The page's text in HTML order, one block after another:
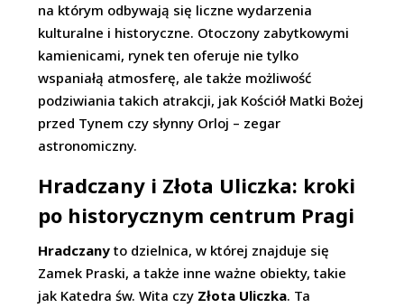
na którym odbywają się liczne wydarzenia
kulturalne i historyczne. Otoczony zabytkowymi
kamienicami, rynek ten oferuje nie tylko
wspaniałą atmosferę, ale także możliwość
podziwiania takich atrakcji, jak Kościół Matki Bożej
przed Tynem czy słynny Orloj – zegar
astronomiczny.
Hradczany i Złota Uliczka: kroki
po historycznym centrum Pragi
Hradczany to dzielnica, w której znajduje się
Zamek Praski, a także inne ważne obiekty, takie
jak Katedra św. Wita czy Złota Uliczka. Ta